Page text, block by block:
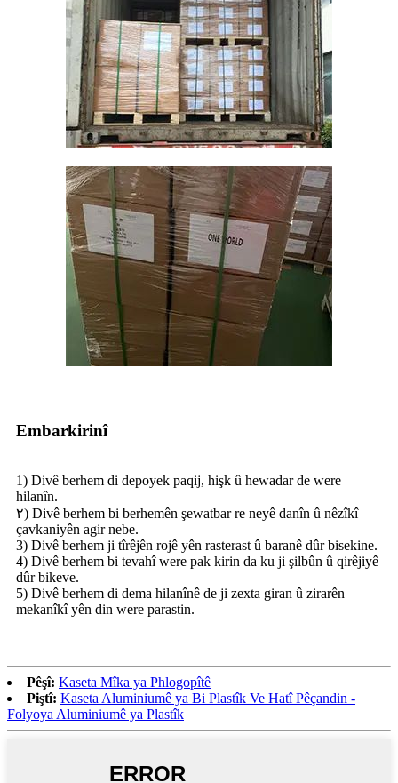
Embarkirinî
1) Divê berhem di depoyek paqij, hişk û hewadar de were
hilanîn.
٢) Divê berhem bi berhemên şewatbar re neyê danîn û nêzîkî
çavkaniyên agir nebe.
3) Divê berhem ji tîrêjên rojê yên rasterast û baranê dûr bisekine.
4) Divê berhem bi tevahî were pak kirin da ku ji şilbûn û qirêjiyê
dûr bikeve.
5) Divê berhem di dema hilanînê de ji zexta giran û zirarên
mekanîkî yên din were parastin.
Pêşî: Kaseta Mîka ya Phlogopîtê
Piştî: Kaseta Aluminiumê ya Bi Plastîk Ve Hatî Pêçandin -
Folyoya Aluminiumê ya Plastîk